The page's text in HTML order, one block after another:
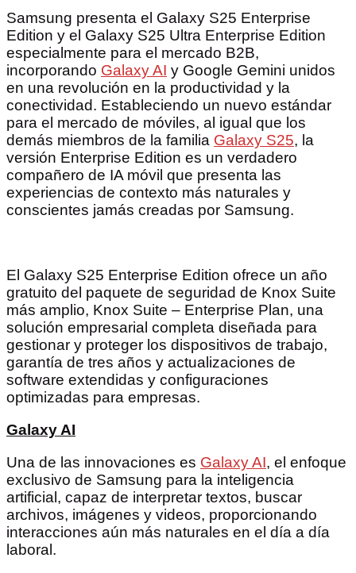
Samsung presenta el Galaxy S25 Enterprise
Edition y el Galaxy S25 Ultra Enterprise Edition
especialmente para el mercado B2B,
incorporando Galaxy AI y Google Gemini unidos
en una revolución en la productividad y la
conectividad. Estableciendo un nuevo estándar
para el mercado de móviles, al igual que los
demás miembros de la familia Galaxy S25, la
versión Enterprise Edition es un verdadero
compañero de IA móvil que presenta las
experiencias de contexto más naturales y
conscientes jamás creadas por Samsung.
El Galaxy S25 Enterprise Edition ofrece un año
gratuito del paquete de seguridad de Knox Suite
más amplio, Knox Suite – Enterprise Plan, una
solución empresarial completa diseñada para
gestionar y proteger los dispositivos de trabajo,
garantía de tres años y actualizaciones de
software extendidas y configuraciones
optimizadas para empresas.
Galaxy AI
Una de las innovaciones es Galaxy AI, el enfoque
exclusivo de Samsung para la inteligencia
artificial, capaz de interpretar textos, buscar
archivos, imágenes y videos, proporcionando
interacciones aún más naturales en el día a día
laboral.